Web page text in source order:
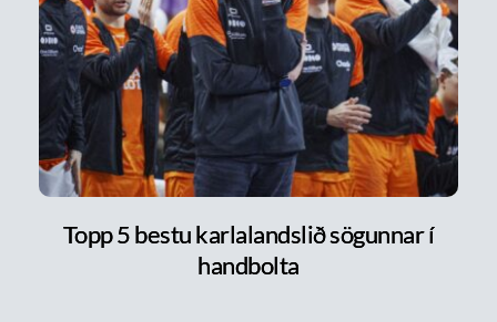
Topp 5 bestu karlalandslið sögunnar í
handbolta